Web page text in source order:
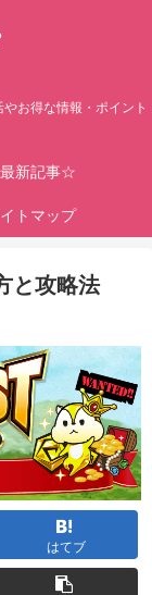
お得な情報・ポイント
新記事☆
トマップ
と攻略法
はてブ